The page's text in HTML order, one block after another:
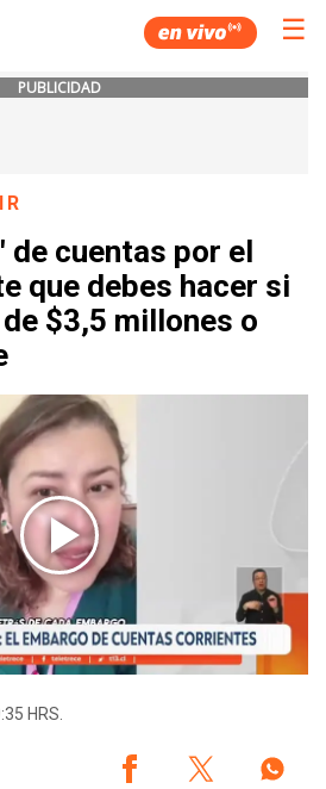
☰
PUBLICIDAD
de cuentas por el
que debes hacer si
$3,5 millones o
HRS.